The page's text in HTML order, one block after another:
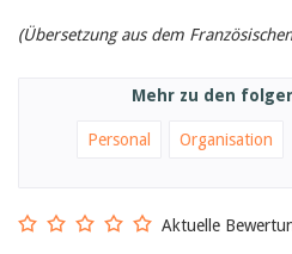
(Übersetzung aus dem
Mehr zu den
Personal Organisation
Aktuelle